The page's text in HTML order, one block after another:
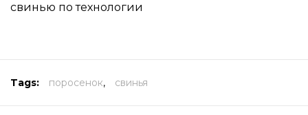
свинью по технологии
Tags: поросенок, свинья